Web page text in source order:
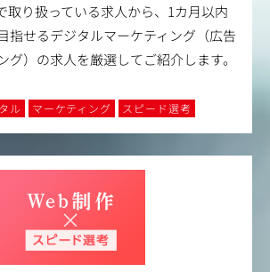
取り扱っている求人から、1カ月以内
指せるデジタルマーケティング（広告
グ）の求人を厳選してご紹介します。
ル マーケティング スピード選考